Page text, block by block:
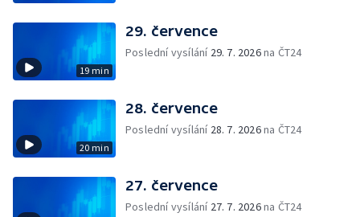
19 min
29. července
Poslední vysílání 29. 7. 2026na ČT24
20 min
28. července
Poslední vysílání 28. 7. 2026na ČT24
27. července
Poslední vysílání 27. 7. 2026na ČT24